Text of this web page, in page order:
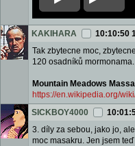
KAKIHARA 10:10:50
Tak zbytecne moc,
120 osadníků mormonama.
Mountain Meadows
https://en.wikipedia.org/
SICKBOY4000
3. díly za sebou, jako jo,
moc masakru. Jen jsem